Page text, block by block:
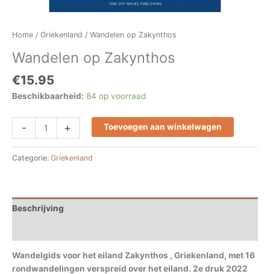
Home / Griekenland / Wandelen op Zakynthos
Wandelen op Zakynthos
€15.95
Beschikbaarheid: 84 op voorraad
- + Toevoegen aan winkelwagen
Categorie: Griekenland
Beschrijving
Wandelgids voor het eiland Zakynthos , Griekenland, met 16
rondwandelingen verspreid over het eiland. 2e druk 2022